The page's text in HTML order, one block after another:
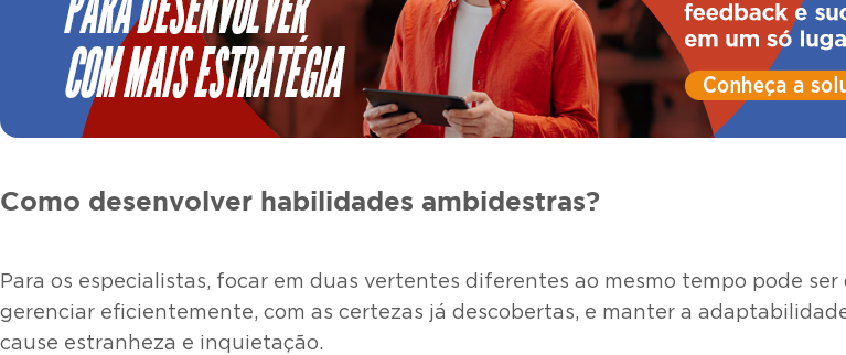
Como desenvolver habilidades ambidestras?
Para os especialistas, focar em duas vertentes diferentes ao mesmo tempo pode
gerenciar eficientemente, com as certezas já descobertas, e manter a
cause estranheza e inquietação.